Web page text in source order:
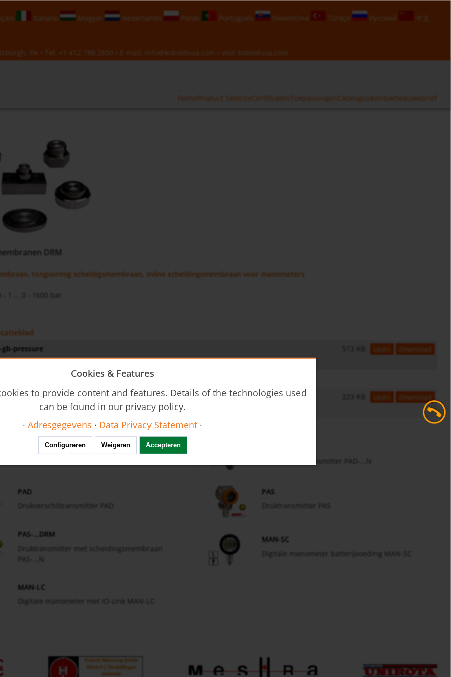
Italiano Magyar Nederlands Polski Português Slovenčina Türkçe Русский
中文
PA • Tel: +1 412 788 2830 • E-mail: info@koboldusa.com • visit koboldusa.com
HomeProduct SelectieCertificaten Toepassingen CatalogusKontaktNieuwsbrief
DRM
tongvormig scheidigsmembraan, Inline scheidingsmembraan voor manometers
pressure 513 KB open download
Safety Instructions 223 KB open download
PAD-...DRM
Drukverschiltransmitter PAD-...N
PAD
Drukverschiltransmitter PAD
PAS
Druktransmitter PAS
PAS-...DRM
Druktransmitter met scheidingsmembraan
PAS-...N
MAN-SC
Digitale manometer batterijvoeding MAN-SC
MAN-LC
Digitale manometer met IO-Link MAN-LC
Cookies & Features
to provide content and features. Details of the technologies used
can be found in our privacy policy.
·Adresgegevens · Data Privacy Statement ·
Configureren Weigeren Accepteren